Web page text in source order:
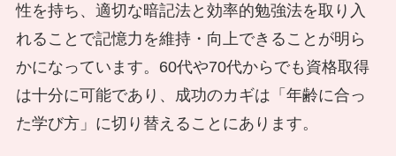
性を持ち、適切な暗記法と効率的勉強法を取り入
れることで記憶力を維持・向上できることが明ら
かになっています。60代や70代からでも資格取得
は十分に可能であり、成功のカギは「年齢に合っ
た学び方」に切り替えることにあります。